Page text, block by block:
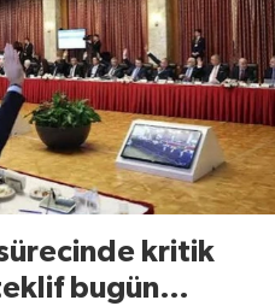
kritik
bugün